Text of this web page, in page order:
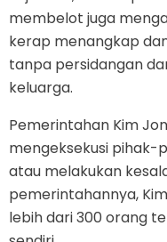
membelot juga
kerap menangkap
tanpa persidangan
keluarga.
Pemerintahan Kim
mengeksekusi pihak-
atau melakukan
pemerintahannya,
lebih dari 300 orang